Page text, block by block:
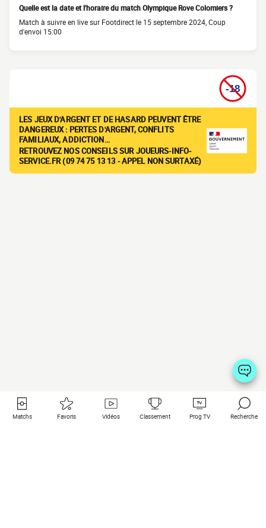
Quelle est la date et l'horaire du match Olympique Rove Colomiers ?
Match à suivre en live sur Footdirect le 15 septembre 2024, Coup
d'envoi 15:00
LES JEUX D'ARGENT ET DE HASARD PEUVENT ÊTRE
DANGEREUX : PERTES D'ARGENT, CONFLITS
FAMILIAUX, ADDICTION…
RETROUVEZ NOS CONSEILS SUR JOUEURS-INFO-
SERVICE.FR (09 74 75 13 13 - APPEL NON SURTAXÉ)
Matchs Favoris Vidéos Classement Prog TV Recherche